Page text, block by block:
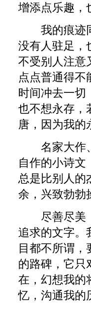
增添点乐趣，
我的痕迹同
没有人驻足，
不受别人注意
点点普通得不
时间冲去一切
也不想永存，
唐，因为我的
名家大作、
自作的小诗文
总是比别人的
余，兴致勃勃
尽善尽美，
追求的文字。
目都不所谓，
的路碑，它只
在，幻想我的
忆，沟通我的